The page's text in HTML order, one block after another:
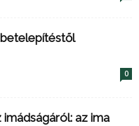
0
az ima